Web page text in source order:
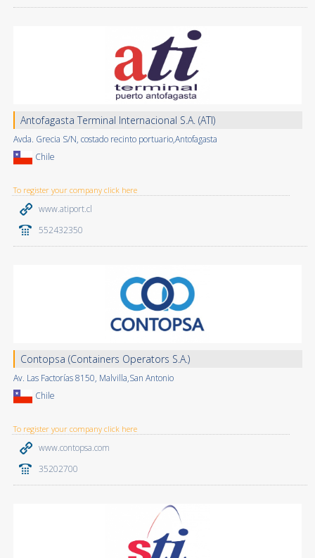
Antofagasta Terminal Internacional S.A. (ATI)
Avda. Grecia S/N, costado recinto portuario,Antofagasta
Chile
To register your company click here
www.atiport.cl
552432350
Contopsa (Containers Operators S.A.)
Av. Las Factorías 8150, Malvilla,San Antonio
Chile
To register your company click here
www.contopsa.com
35202700